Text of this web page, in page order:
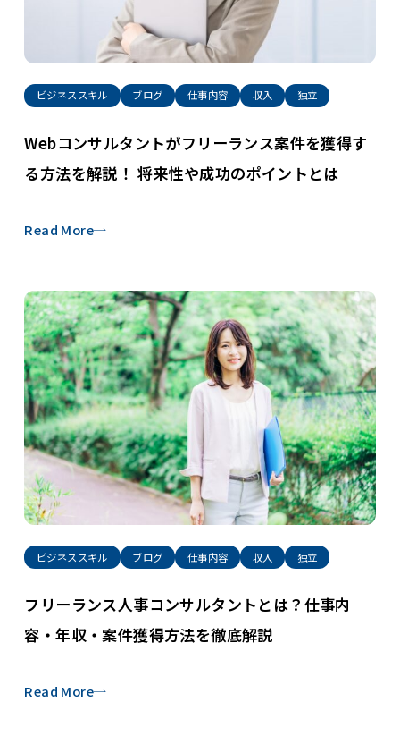
ビジネススキル ブログ 仕事内容 収入 独立
Webコンサルタントがフリーランス案件を獲得す
る方法を解説！ 将来性や成功のポイントとは
Read More
ビジネススキル ブログ 仕事内容 収入 独立
フリーランス人事コンサルタントとは？仕事内
容・年収・案件獲得方法を徹底解説
Read More